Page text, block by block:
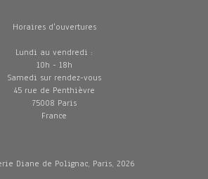
Horaires d'ouvertures
Lundi au vendredi :
10h - 18h
Samedi sur rendez-vous
45 rue de Penthièvre
75008 Paris
France
Diane de Polignac, Paris, 2026